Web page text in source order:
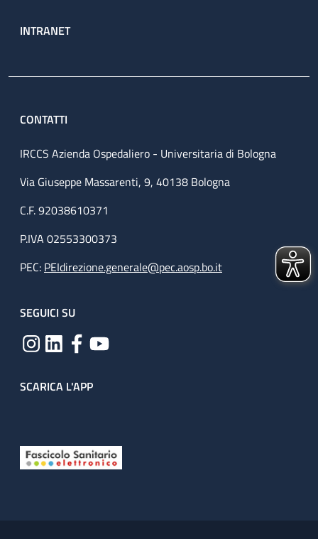
INTRANET
CONTATTI
IRCCS Azienda Ospedaliero - Universitaria di Bologna
Via Giuseppe Massarenti, 9, 40138 Bologna
C.F. 92038610371
P.IVA 02553300373
PEC: PEIdirezione.generale@pec.aosp.bo.it
SEGUICI SU
SCARICA L'APP